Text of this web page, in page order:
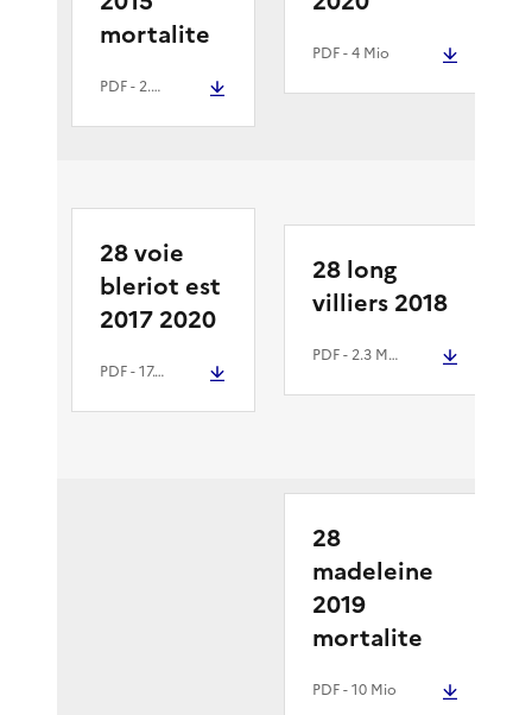
mortalite
PDF- 2.3 Mio
PDF- 4 Mio
28 voie
bleriot est
2017 2020
PDF- 17.4 Mio
28 long
villiers 2018
PDF- 2.3 Mio
28
madeleine
2019
mortalite
PDF- 10 Mio